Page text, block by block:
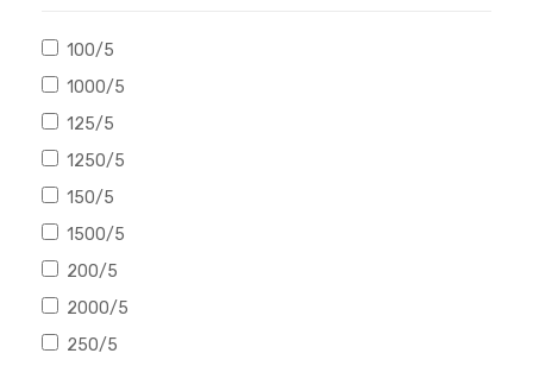
100/5
1000/5
125/5
1250/5
150/5
1500/5
200/5
2000/5
250/5